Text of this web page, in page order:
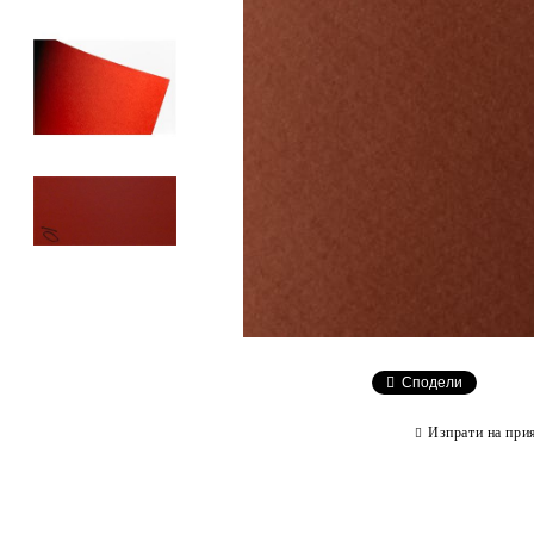
Сподели
Изпрати на